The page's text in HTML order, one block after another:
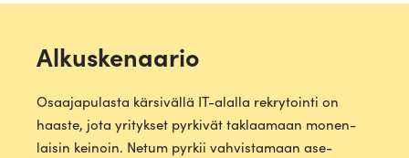
Alkuskenaario
Osaa­ja­pu­lasta kär­si­vällä IT-alalla rek­ry­tointi on
haaste, jota yri­tykset pyr­kivät taklaamaan monen­
laisin keinoin. Netum pyrkii vah­vis­tamaan ase­